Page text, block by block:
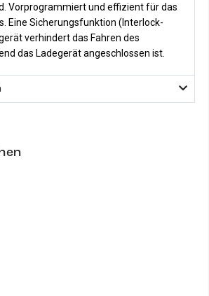
Vorprogrammiert und effizient für das
Eine Sicherungsfunktion (Interlock-
verhindert das Fahren des
das Ladegerät angeschlossen ist.